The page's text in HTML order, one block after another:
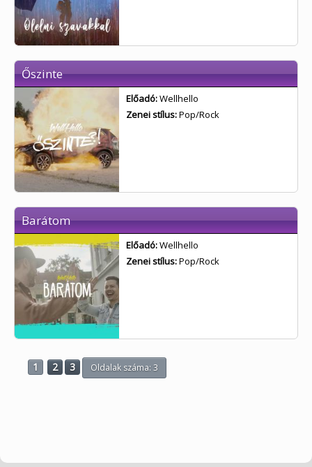
Őszinte
Előadó:Wellhello
Zenei stílus:Pop/Rock
Barátom
Előadó:Wellhello
Zenei stílus:Pop/Rock
1 2 3 Oldalak száma: 3